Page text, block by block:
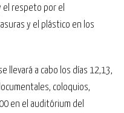
el respeto por el
y el plástico en los
llevará a cabo los días 12,13,
coloquios,
en el auditórium del